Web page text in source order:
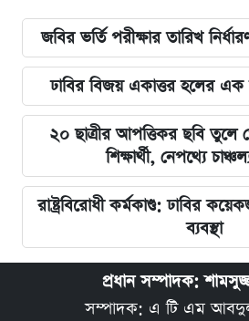
জবির ভর্তি পরীক্ষার তারিখ
ঢাবির বিজয় একাত্তর হলের এক
২০ ছাত্রীর আপত্তিকর ছবি তুলে
শিক্ষার্থী, নেপথ্যে
রাষ্ট্রবিরোধী কর্মকাণ্ড: ঢাবির
ব্যবস্থা
প্রধান সম্পাদক:
সম্পাদক: এ টি এম আবদুল